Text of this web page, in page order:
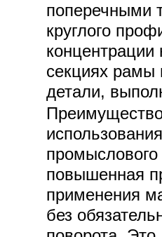
поперечными
круглого
секциях рамы
детали,
повышенная
применения
без